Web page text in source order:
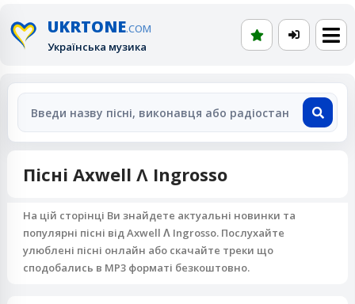
UKRTONE.COM
Українська музика
Пісні Axwell Ʌ Ingrosso
На цій сторінці Ви знайдете актуальні новинки та
популярні пісні від Axwell Ʌ Ingrosso. Послухайте
улюблені пісні онлайн або скачайте треки що
сподобались в MP3 форматі безкоштовно.